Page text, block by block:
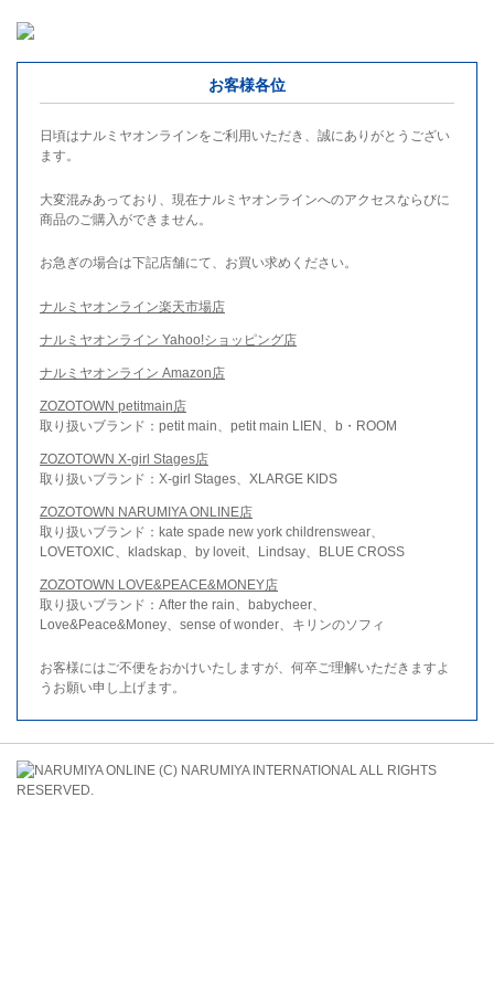
お客様各位
日頃はナルミヤオンラインをご利用いただき、誠にありがとうござい
ます。
大変混みあっており、現在ナルミヤオンラインへのアクセスならびに
商品のご購入ができません。
お急ぎの場合は下記店舗にて、お買い求めください。
ナルミヤオンライン楽天市場店
ナルミヤオンライン Yahoo!ショッピング店
ナルミヤオンライン Amazon店
ZOZOTOWN petitmain店
取り扱いブランド：petit main、petit main LIEN、b・ROOM
ZOZOTOWN X-girl Stages店
取り扱いブランド：X-girl Stages、XLARGE KIDS
ZOZOTOWN NARUMIYA ONLINE店
取り扱いブランド：kate spade new york childrenswear、
LOVETOXIC、kladskap、by loveit、Lindsay、BLUE CROSS
ZOZOTOWN LOVE&PEACE&MONEY店
取り扱いブランド：After the rain、babycheer、
Love&Peace&Money、sense of wonder、キリンのソフィ
お客様にはご不便をおかけいたしますが、何卒ご理解いただきますよ
うお願い申し上げます。